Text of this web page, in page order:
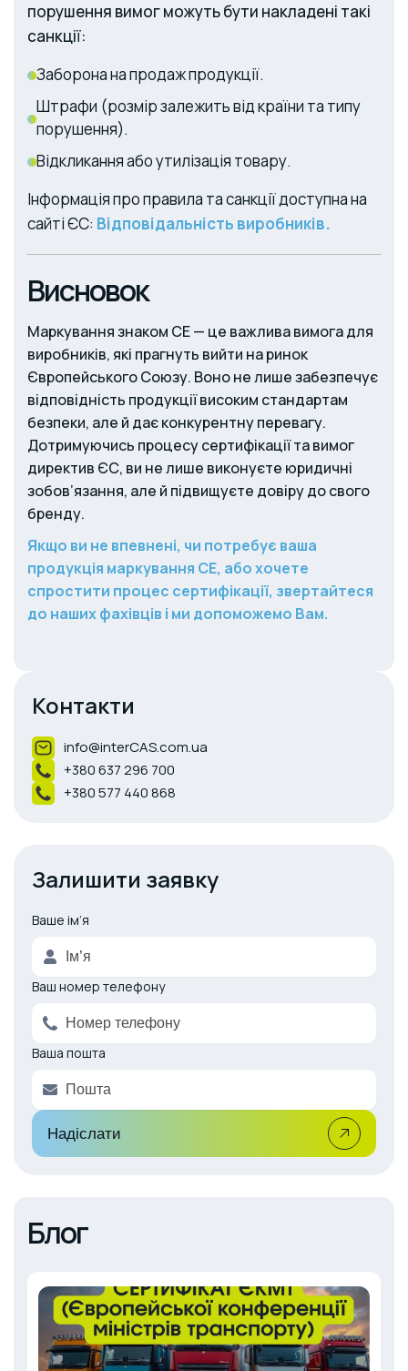
порушення вимог можуть бути накладені такі
санкції:
Заборона на продаж продукції.
Штрафи (розмір залежить від країни та типу
порушення).
Відкликання або утилізація товару.
Інформація про правила та санкції доступна на
сайті ЄС: Відповідальність виробників.
Висновок
Маркування знаком CE — це важлива вимога для
виробників, які прагнуть вийти на ринок
Європейського Союзу. Воно не лише забезпечує
відповідність продукції високим стандартам
безпеки, але й дає конкурентну перевагу.
Дотримуючись процесу сертифікації та вимог
директив ЄС, ви не лише виконуєте юридичні
зобов’язання, але й підвищуєте довіру до свого
бренду.
Якщо ви не впевнені, чи потребує ваша
продукція маркування CE, або хочете
спростити процес сертифікації, звертайтеся
до наших фахівців і ми допоможемо Вам.
Контакти
info@interCAS.com.ua
+380 637 296 700
+380 577 440 868
Залишити заявку
Ваше ім’я
Ваш номер телефону
Ваша пошта
Надіслати
A
e
r
a
t
e
Блог